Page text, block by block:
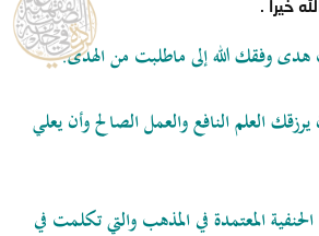
خيرا .
هدى وفقك الله إلى ماطلبت من الهدى.
يرزقك العلم النافع والعمل الصالح وأن يعلي
المعتمدة في المذهب والتي تكلمت في